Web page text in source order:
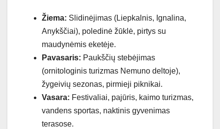
Žiema: Slidinėjimas (Liepkalnis, Ignalina,
Anykščiai), poledinė žūklė, pirtys su
maudynėmis eketėje.
Pavasaris: Paukščių stebėjimas
(ornitologinis turizmas Nemuno deltoje),
žygeivių sezonas, pirmieji piknikai.
Vasara: Festivaliai, pajūris, kaimo turizmas,
vandens sportas, naktinis gyvenimas
terasose.